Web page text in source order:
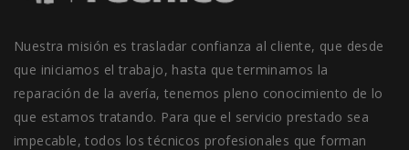
Nuestra misión es trasladar confianza al cliente, que desde
que iniciamos el trabajo, hasta que terminamos la
reparación de la avería, tenemos pleno conocimiento de lo
que estamos tratando. Para que el servicio prestado sea
impecable, todos los técnicos profesionales que forman